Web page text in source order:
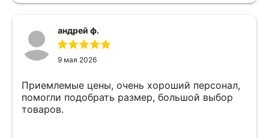
андрей ф.
9 мая 2026
Приемлемые цены, очень хороший персонал,
помогли подобрать размер, большой выбор
товаров.